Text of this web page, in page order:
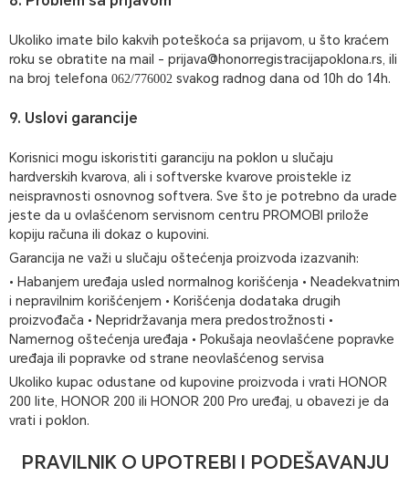
Ukoliko imate bilo kakvih poteškoća sa prijavom, u što kraćem
roku se obratite na mail - prijava@honorregistracijapoklona.rs , ili
na broj telefona 062/776002 svakog radnog dana od 10h do 14h.
9. Uslovi garancije
Korisnici mogu iskoristiti garanciju na poklon u slučaju
hardverskih kvarova, ali i softverske kvarove proistekle iz
neispravnosti osnovnog softvera. Sve što je potrebno da urade
jeste da u ovlašćenom servisnom centru PROMOBI prilože
kopiju računa ili dokaz o kupovini.
Garancija ne važi u slučaju oštećenja proizvoda izazvanih:
• Habanjem uređaja usled normalnog korišćenja • Neadekvatnim
i nepravilnim korišćenjem • Korišćenja dodataka drugih
proizvođača • Nepridržavanja mera predostrožnosti •
Namernog oštećenja uređaja • Pokušaja neovlašćene popravke
uređaja ili popravke od strane neovlašćenog servisa
Ukoliko kupac odustane od kupovine proizvoda i vrati HONOR
200 lite, HONOR 200 ili HONOR 200 Pro uređaj, u obavezi je da
vrati i poklon.
PRAVILNIK O UPOTREBI I PODEŠAVANJU